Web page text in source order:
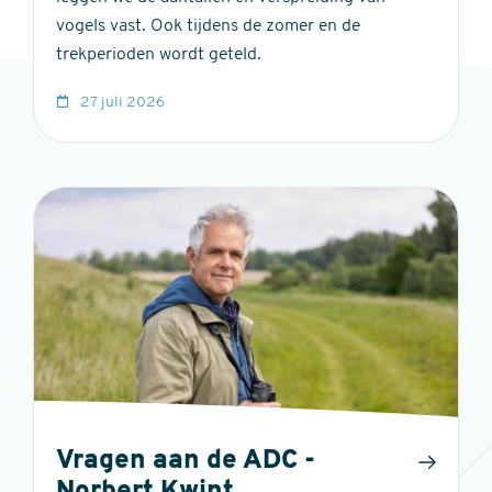
vogels vast. Ook tijdens de zomer en de
trekperioden wordt geteld.
27 juli 2026
Vragen aan de ADC -